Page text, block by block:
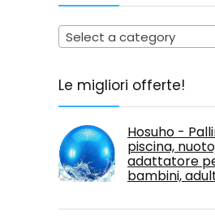
Select a category
Le migliori offerte!
Hosuho -
piscina,
adattatore
bambini,